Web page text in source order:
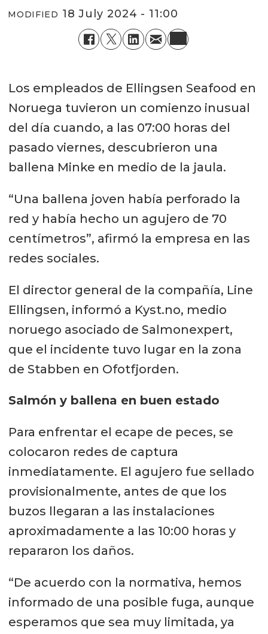
MODIFIED 18 July 2024 - 11:00
Los empleados de Ellingsen Seafood en
Noruega tuvieron un comienzo inusual
del día cuando, a las 07:00 horas del
pasado viernes, descubrieron una
ballena Minke en medio de la jaula.
“Una ballena joven había perforado la
red y había hecho un agujero de 70
centímetros”, afirmó la empresa en las
redes sociales.
El director general de la compañía, Line
Ellingsen, informó a Kyst.no, medio
noruego asociado de Salmonexpert,
que el incidente tuvo lugar en la zona
de Stabben en Ofotfjorden.
Salmón y ballena en buen estado
Para enfrentar el ecape de peces, se
colocaron redes de captura
inmediatamente. El agujero fue sellado
provisionalmente, antes de que los
buzos llegaran a las instalaciones
aproximadamente a las 10:00 horas y
repararon los daños.
“De acuerdo con la normativa, hemos
informado de una posible fuga, aunque
esperamos que sea muy limitada, ya